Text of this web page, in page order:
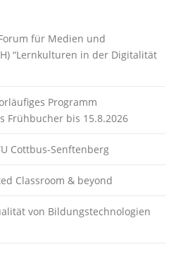
für Medien und
“Lernkulturen in der Digitalität
Programm
Frühbucher bis 15.8.2026
Cottbus-Senftenberg
Classroom & beyond
von Bildungstechnologien